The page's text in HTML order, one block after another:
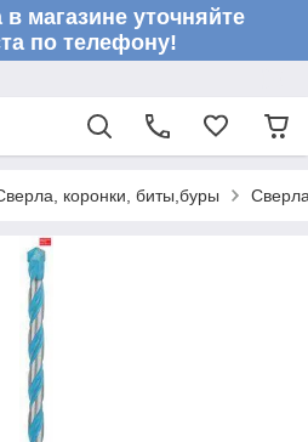
магазине уточняйте
по телефону!
коронки, биты,буры